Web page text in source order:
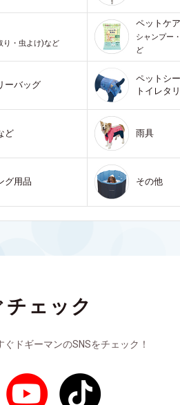
り・虫よけ)など
ペットケア
シャンプー
ど
ーバッグ
ペットシ
トイレタ
ど 雨具
グ用品 その他
ェック
ドギーマンのSNSをチェック！